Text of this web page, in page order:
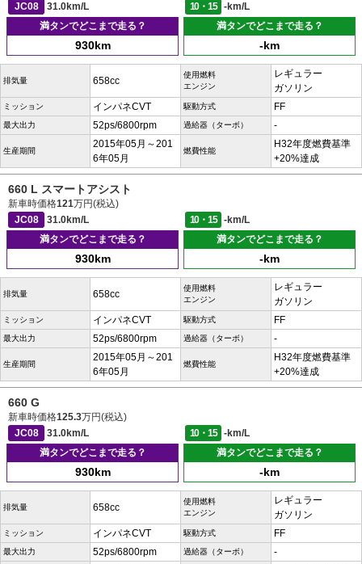
JC08
31.0km/L 10・15
-km/L
満タンでどこまで走る？
930km
満タンでどこまで走る？
-km
排気量 658cc
使用燃料
エンジン
レギュラー
ガソリン
ミッション インパネCVT 駆動方式 FF
最大出力 52ps/6800rpm 過給器（ターボ） -
生産期間
2015年05月～201
6年05月
燃費性能
H32年度燃費基準
+20%達成
660 L スマートアシスト
新車時価格121万円(税込)
JC08
31.0km/L 10・15
-km/L
満タンでどこまで走る？
930km
満タンでどこまで走る？
-km
排気量 658cc
使用燃料
エンジン
レギュラー
ガソリン
ミッション インパネCVT 駆動方式 FF
最大出力 52ps/6800rpm 過給器（ターボ） -
生産期間
2015年05月～201
6年05月
燃費性能
H32年度燃費基準
+20%達成
660 G
新車時価格125.3万円(税込)
JC08
31.0km/L 10・15
-km/L
満タンでどこまで走る？
930km
満タンでどこまで走る？
-km
排気量 658cc
使用燃料
エンジン
レギュラー
ガソリン
ミッション インパネCVT 駆動方式 FF
最大出力 52ps/6800rpm 過給器（ターボ） -